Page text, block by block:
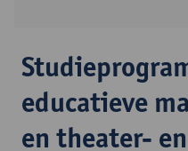
educatieve
en theater- en